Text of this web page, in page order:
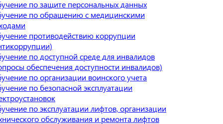
по защите персональных данных
по обращению с медицинскими
противодействию коррупции
по доступной среде для инвалидов
обеспечения доступности инвалидов)
по организации воинского учета
по безопасной эксплуатации
по эксплуатации лифтов, организации
обслуживания и ремонта лифтов